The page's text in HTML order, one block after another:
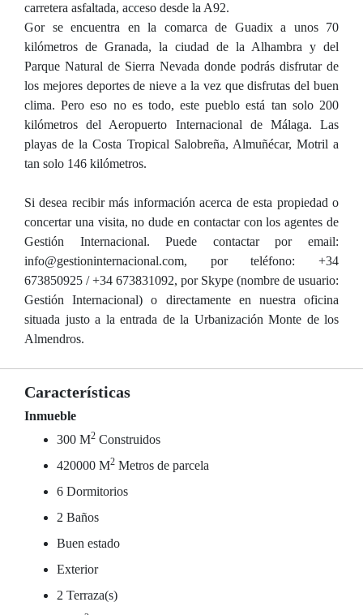
carretera asfaltada, acceso desde la A92.
Gor se encuentra en la comarca de Guadix a unos 70
kilómetros de Granada, la ciudad de la Alhambra y del
Parque Natural de Sierra Nevada donde podrás disfrutar de
los mejores deportes de nieve a la vez que disfrutas del buen
clima. Pero eso no es todo, este pueblo está tan solo 200
kilómetros del Aeropuerto Internacional de Málaga. Las
playas de la Costa Tropical Salobreña, Almuñécar, Motril a
tan solo 146 kilómetros.
Si desea recibir más información acerca de esta propiedad o
concertar una visita, no dude en contactar con los agentes de
Gestión Internacional. Puede contactar por email:
info@gestioninternacional.com, por teléfono: +34
673850925 / +34 673831092, por Skype (nombre de usuario:
Gestión Internacional) o directamente en nuestra oficina
situada justo a la entrada de la Urbanización Monte de los
Almendros.
Características
Inmueble
300 M2 Construidos
420000 M2 Metros de parcela
6 Dormitorios
2 Baños
Buen estado
Exterior
2 Terraza(s)